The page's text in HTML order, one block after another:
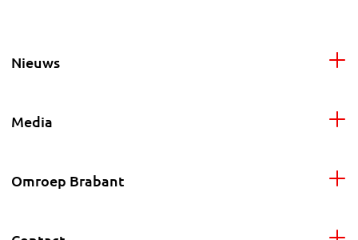
Nieuws
Media
Omroep Brabant